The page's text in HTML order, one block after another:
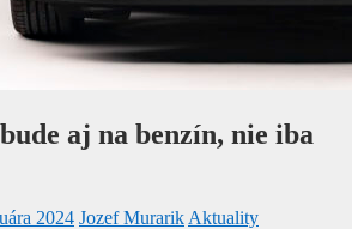
aj na benzín, nie iba
2024 Jozef Murarik Aktuality